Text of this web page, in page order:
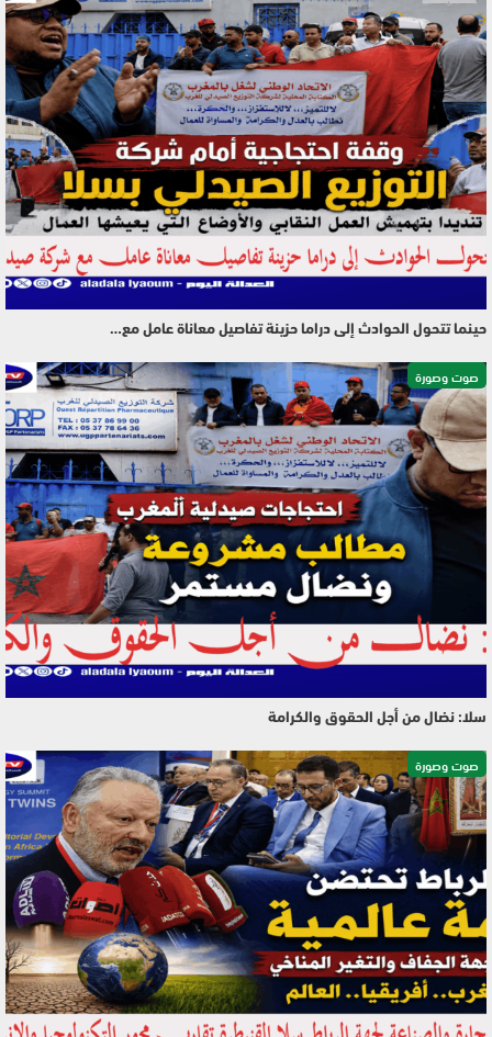
حينما تتحول الحوادث إلى دراما حزينة تفاصيل معاناة عامل مع…
صوت وصورة
سلا: نضال من أجل الحقوق والكرامة
صوت وصورة